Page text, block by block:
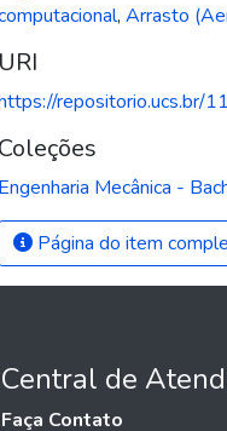
, Arrasto
URI
repositorio.ucs.br/
Coleções
Engenharia Mecânica -
Página do item
Central de
Faça Contato